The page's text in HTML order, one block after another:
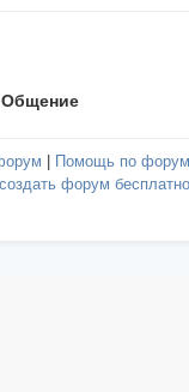
Общение
Помощь по